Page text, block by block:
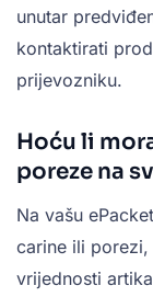
unutar
kontaktirati
prijevozniku.
Hoću li
poreze na
Na vašu
carine ili
vrijednosti